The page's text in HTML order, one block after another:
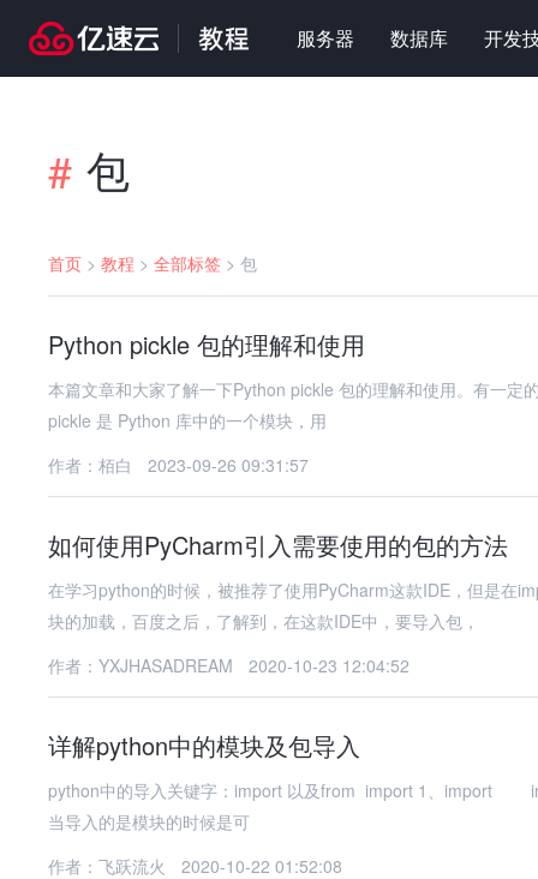
服务器 数据库 开发
# 包
首页 > 教程 > 全部标签 > 包
Python pickle 包的理解和使用
本篇文章和大家了解一下Python pickle 包的理解和使用。有一
pickle 是 Python 库中的一个模块，用
作者：栢白
2023-09-26 09:31:57
如何使用PyCharm引入需要使用的包的方法
在学习python的时候，被推荐了使用PyCharm这款IDE，但是在
块的加载，百度之后，了解到，在这款IDE中，要导入包，
作者：YXJHASADREAM
2020-10-23 12:04:52
详解python中的模块及包导入
python中的导入关键字：import 以及from import 1、import import一般用于导入包以及模块。 不过有个小问题： （1）
当导入的是模块的时候是可
作者：飞跃流火
2020-10-22 01:52:08